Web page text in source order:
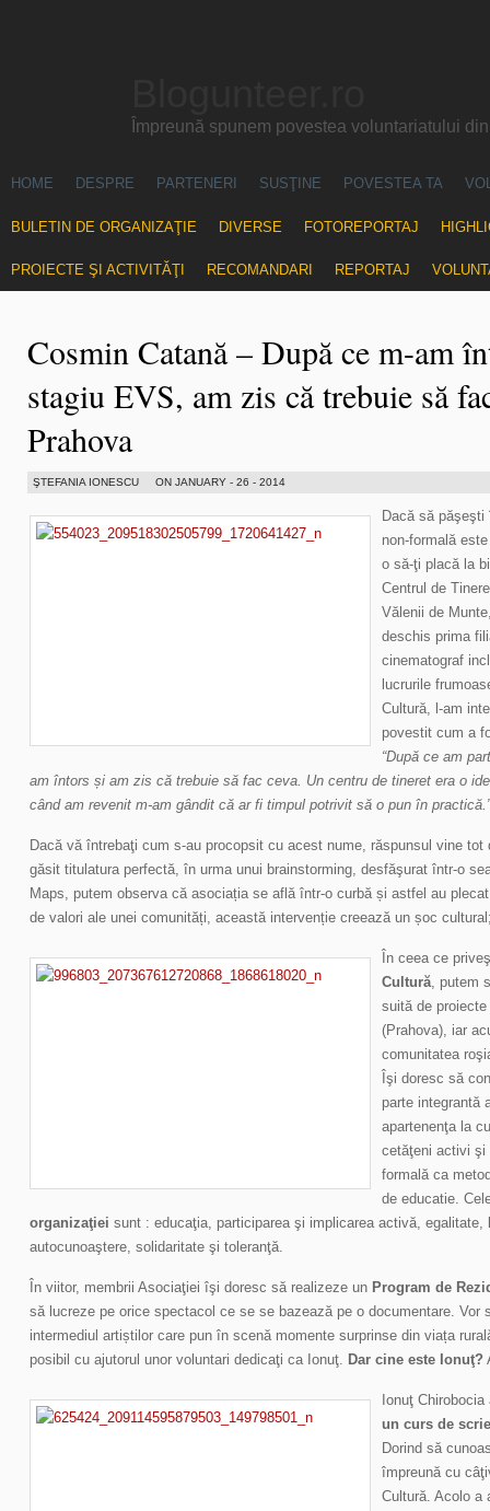
Împreună spunem povestea voluntariatului
HOME DESPRE PARTENERI SUSŢINE POVESTEA TA
BULETIN DE ORGANIZAŢIE DIVERSE FOTOREPORTAJ
PROIECTE ŞI ACTIVITĂŢI RECOMANDARI REPORTAJ
Cosmin Catană – După ce m-am
stagiu EVS, am zis că trebuie să
Prahova
ŞTEFANIA IONESCU ON JANUARY - 26 - 2014
Dacă să
non-formală
o să-ţi placă la
Centrul de
Vălenii de
deschis prima
cinematograf
lucrurile
Cultură, l-am
povestit cum a
“După ce am
am întors și am zis că trebuie să fac ceva. Un centru de tineret era o
când am revenit m-am gândit că ar fi timpul potrivit să o pun în practică.”
Dacă vă întrebaţi cum s-au procopsit cu acest nume, răspunsul vine
găsit titulatura perfectă, în urma unui brainstorming, desfăşurat într-o
Maps, putem observa că asociația se află într-o curbă și astfel au
de valori ale unei comunități, această intervenție creează un șoc
În ceea ce
Cultură, putem
suită de
(Prahova), iar
comunitatea
Îşi doresc să
parte integrantă
apartenenţa la
cetăţeni activi şi
formală ca
de educatie.
organizaţiei sunt : educaţia, participarea şi implicarea activă,
autocunoaştere, solidaritate şi toleranţă.
În viitor, membrii Asociaţiei îşi doresc să realizeze un Program de
să lucreze pe orice spectacol ce se se bazează pe o documentare. Vor
intermediul artiștilor care pun în scenă momente surprinse din viața
posibil cu ajutorul unor voluntari dedicaţi ca Ionuţ. Dar cine este Ionuţ?
Ionuţ
un curs de
Dorind să
împreună cu
Cultură. Acolo a